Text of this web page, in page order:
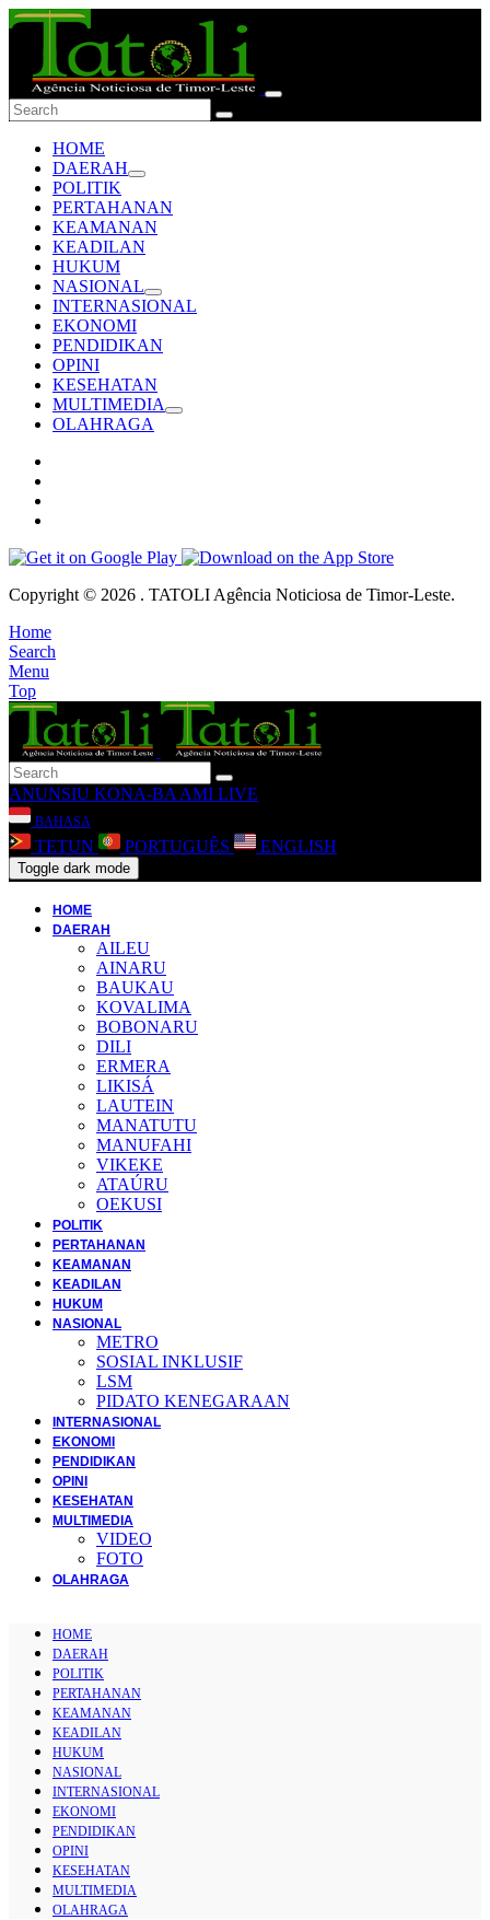
HOME
DAERAH
POLITIK
PERTAHANAN
KEAMANAN
KEADILAN
HUKUM
NASIONAL
INTERNASIONAL
EKONOMI
PENDIDIKAN
OPINI
KESEHATAN
MULTIMEDIA
OLAHRAGA
Copyright © 2026 . TATOLI Agência Noticiosa de Timor-Leste.
Home
Search
Menu
Top
ANUNSIU KONA-BA AMI LIVE
BAHASA
TETUN PORTUGUÊS ENGLISH
Toggle dark mode
HOME
DAERAH
AILEU
AINARU
BAUKAU
KOVALIMA
BOBONARU
DILI
ERMERA
LIKISÁ
LAUTEIN
MANATUTU
MANUFAHI
VIKEKE
ATAÚRU
OEKUSI
POLITIK
PERTAHANAN
KEAMANAN
KEADILAN
HUKUM
NASIONAL
METRO
SOSIAL INKLUSIF
LSM
PIDATO KENEGARAAN
INTERNASIONAL
EKONOMI
PENDIDIKAN
OPINI
KESEHATAN
MULTIMEDIA
VIDEO
FOTO
OLAHRAGA
HOME
DAERAH
POLITIK
PERTAHANAN
KEAMANAN
KEADILAN
HUKUM
NASIONAL
INTERNASIONAL
EKONOMI
PENDIDIKAN
OPINI
KESEHATAN
MULTIMEDIA
OLAHRAGA